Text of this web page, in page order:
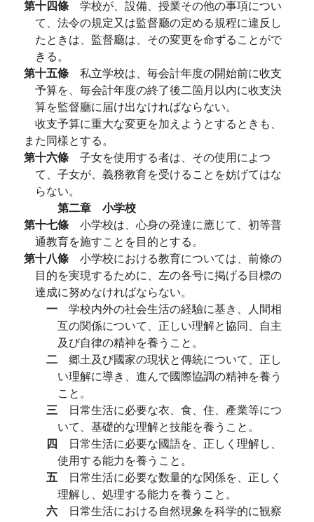
第十四條 学校が、設備、授業その他の事項につい
て、法令の規定又は監督廳の定める規程に違反し
たときは、監督廳は、その変更を命ずることがで
きる。
第十五條 私立学校は、毎会計年度の開始前に收支
予算を、毎会計年度の終了後二箇月以内に收支決
算を監督廳に届け出なければならない。
收支予算に重大な変更を加えようとするときも、
また同樣とする。
第十六條 子女を使用する者は、その使用によつ
て、子女が、義務教育を受けることを妨げてはな
らない。
第二章 小学校
第十七條 小学校は、心身の発達に應じて、初等普
通教育を施すことを目的とする。
第十八條 小学校における教育については、前條の
目的を実現するために、左の各号に掲げる目標の
達成に努めなければならない。
一 学校内外の社会生活の経驗に基き、人間相
互の関係について、正しい理解と協同、自主
及び自律の精神を養うこと。
二 郷土及び國家の現状と傳統について、正し
い理解に導き、進んで國際協調の精神を養う
こと。
三 日常生活に必要な衣、食、住、產業等につ
いて、基礎的な理解と技能を養うこと。
四 日常生活に必要な國語を、正しく理解し、
使用する能力を養うこと。
五 日常生活に必要な数量的な関係を、正しく
理解し、処理する能力を養うこと。
六 日常生活における自然現象を科学的に観察